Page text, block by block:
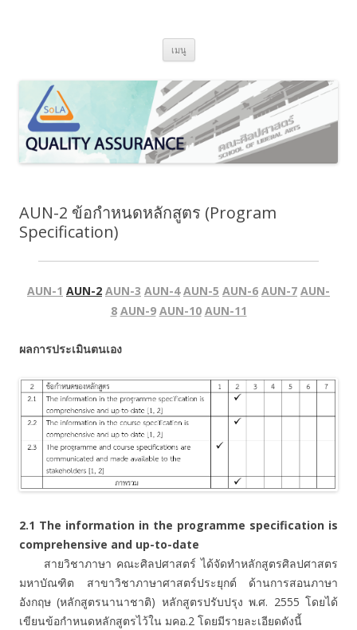
เมนู ข้ามไปยังเนื้อหา
AUN-2 ข้อกำหนดหลักสูตร (Program
Specification)
AUN-1 AUN-2 AUN-3 AUN-4 AUN-5 AUN-6 AUN-7 AUN-
8 AUN-9 AUN-10 AUN-11
ผลการประเมินตนเอง
2.1 The information in the programme specification is
comprehensive and up-to-date
สายวิชาภาษา คณะศิลปศาสตร์ ได้จัดทำหลักสูตรศิลปศาสตร
มหาบัณฑิต สาขาวิชาภาษาศาสตร์ประยุกต์ ด้านการสอนภาษา
อังกฤษ (หลักสูตรนานาชาติ) หลักสูตรปรับปรุง พ.ศ. 2555 โดยได้
เขียนข้อกำหนดหลักสูตรไว้ใน มคอ.2 โดยมีรายละเอียดดังนี้